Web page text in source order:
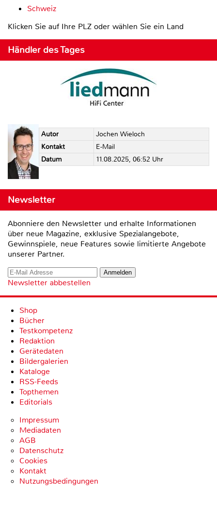
Schweiz
Klicken Sie auf Ihre PLZ oder wählen Sie ein Land
Händler des Tages
Autor
Jochen Wieloch
Kontakt
E-Mail
Datum
11.08.2025, 06:52 Uhr
Newsletter
Abonniere den Newsletter und erhalte Informationen
über neue Magazine, exklusive Spezialangebote,
Gewinnspiele, neue Features sowie limitierte Angebote
unserer Partner.
Newsletter abbestellen
Shop
Bücher
Testkompetenz
Redaktion
Gerätedaten
Bildergalerien
Kataloge
RSS-Feeds
Topthemen
Editorials
Impressum
Mediadaten
AGB
Datenschutz
Cookies
Kontakt
Nutzungsbedingungen